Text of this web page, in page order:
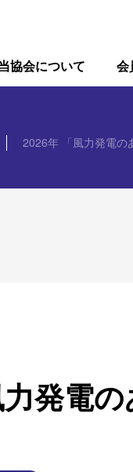
協会について 会
2026年 「⾵⼒発電の
発電